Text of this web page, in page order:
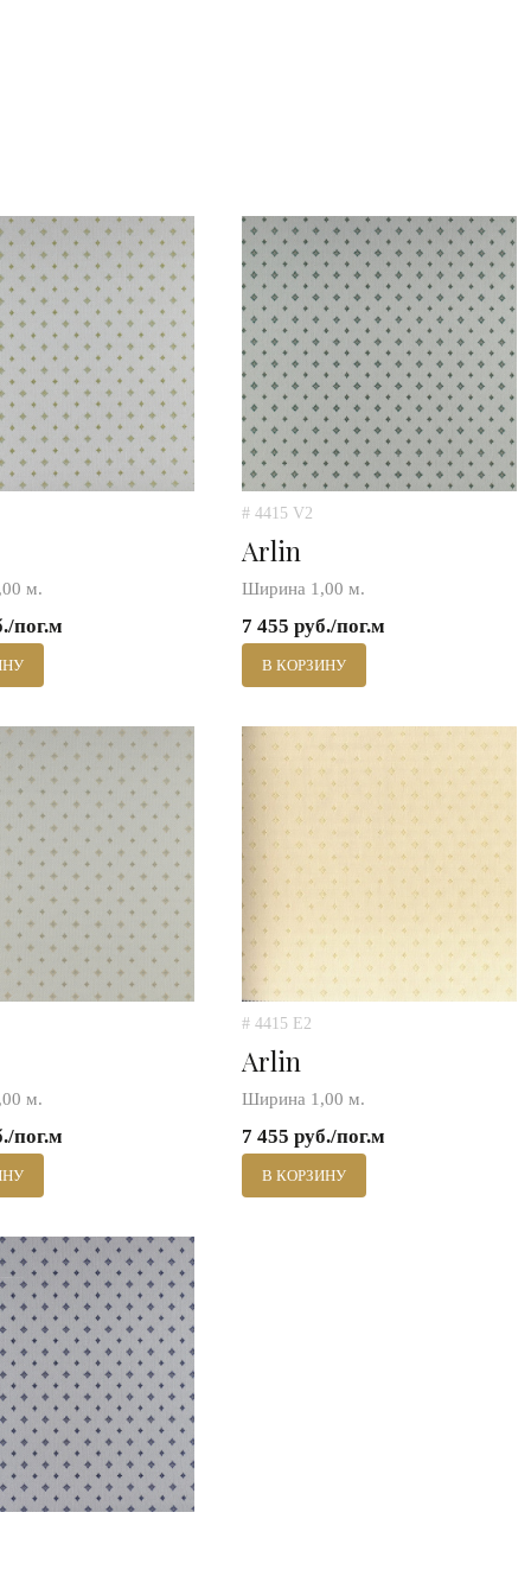
м.
пог.м
# 4415 V2
Arlin
Ширина 1,00 м.
7 455 руб./пог.м
В КОРЗИНУ
м.
пог.м
# 4415 E2
Arlin
Ширина 1,00 м.
7 455 руб./пог.м
В КОРЗИНУ